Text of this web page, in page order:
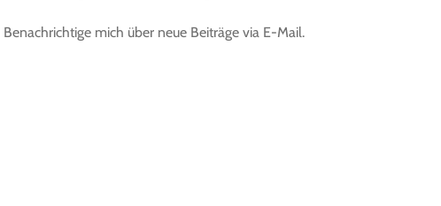
Benachrichtige mich über neue Beiträge via E-Mail.